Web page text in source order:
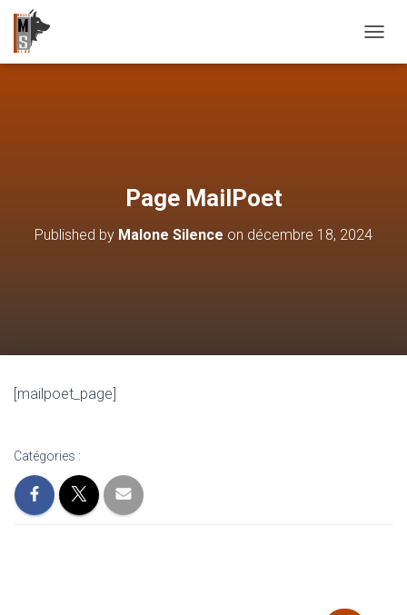
Page MailPoet
Published by Malone Silence on décembre 18, 2024
[mailpoet_page]
Catégories :